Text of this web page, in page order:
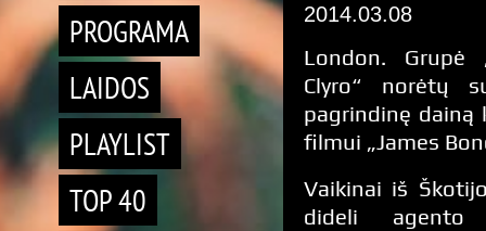
PROGRAMA
LAIDOS
PLAYLIST
TOP 40
2014.03.08
London. Grupė
Clyro“ norėtų
pagrindinę dainą
filmui „James
Vaikinai iš
dideli agento